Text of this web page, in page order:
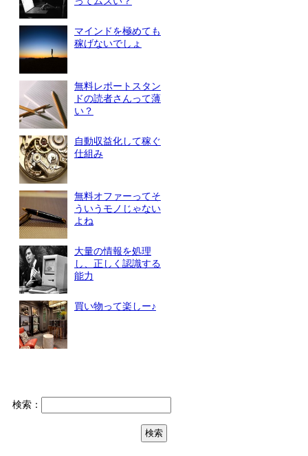
マインドを極めても
稼げないでしょ
無料レポートスタン
ドの読者さんって薄
い？
自動収益化して稼ぐ
仕組み
無料オファーってそ
ういうモノじゃない
よね
大量の情報を処理
し、正しく認識する
能力
買い物って楽しー♪
検索：